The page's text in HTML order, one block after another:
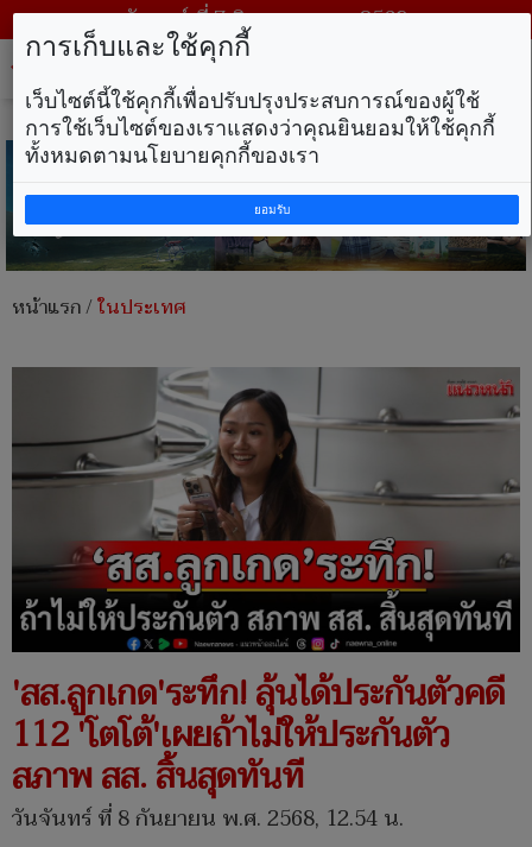
วันศุกร์ ที่ 7 สิงหาคม พ.ศ. 2569
หน้าแรก/ในประเทศ
'สส.ลูกเกด'ระทึก! ลุ้นได้ประกันตัวคดี
112 'โตโต้'เผยถ้าไม่ให้ประกันตัว
สภาพ สส. สิ้นสุดทันที
วันจันทร์ ที่ 8 กันยายน พ.ศ. 2568, 12.54 น.
การเก็บและใช้คุกกี้
เว็บไซต์นี้ใช้คุกกี้เพื่อปรับปรุงประสบการณ์ของผู้ใช้
การใช้เว็บไซต์ของเราแสดงว่าคุณยินยอมให้ใช้คุกกี้
ทั้งหมดตามนโยบายคุกกี้ของเรา
ยอมรับ